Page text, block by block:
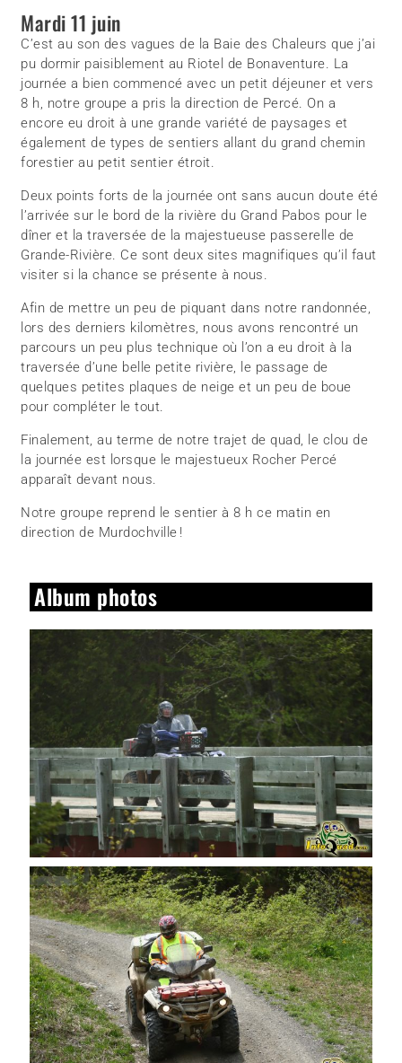
Mardi 11 juin
C’est au son des vagues de la Baie des Chaleurs que j’ai
pu dormir paisiblement au Riotel de Bonaventure. La
journée a bien commencé avec un petit déjeuner et vers
8 h, notre groupe a pris la direction de Percé. On a
encore eu droit à une grande variété de paysages et
également de types de sentiers allant du grand chemin
forestier au petit sentier étroit.
Deux points forts de la journée ont sans aucun doute été
l’arrivée sur le bord de la rivière du Grand Pabos pour le
dîner et la traversée de la majestueuse passerelle de
Grande-Rivière. Ce sont deux sites magnifiques qu’il faut
visiter si la chance se présente à nous.
Afin de mettre un peu de piquant dans notre randonnée,
lors des derniers kilomètres, nous avons rencontré un
parcours un peu plus technique où l’on a eu droit à la
traversée d’une belle petite rivière, le passage de
quelques petites plaques de neige et un peu de boue
pour compléter le tout.
Finalement, au terme de notre trajet de quad, le clou de
la journée est lorsque le majestueux Rocher Percé
apparaît devant nous.
Notre groupe reprend le sentier à 8 h ce matin en
direction de Murdochville !
Album photos